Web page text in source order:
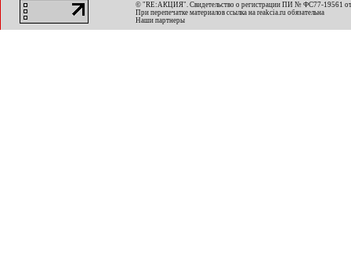
© "RE:АКЦИЯ". Свидетельство о регистрации ПИ № ФС77-19561
При перепечатке материалов ссылка на reakcia.ru обязательна
Наши партнеры